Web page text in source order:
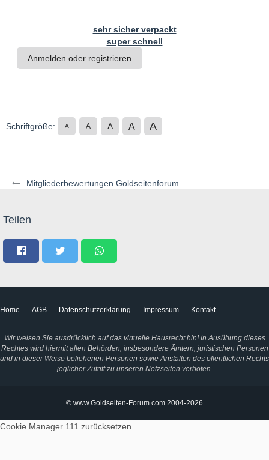
Mitgliederbewertungen Goldseitenforum
sehr sicher verpackt
super schnell
Anmelden oder registrieren
Schriftgröße: A A A A A
Teilen
Home AGB Datenschutzerklärung Impressum Kontakt
Wir weisen Sie ausdrücklich auf das virtuelle Hausrecht hin! In Ausübung dieses
Rechtes wird hiermit allen Behörden, insbesondere Ämtern, juristischen Personen
und in dieser Weise beliehenen Personen sowie Anstalten des öffentlichen Rechts
jeglicher Zutritt zu unseren Netzseiten verboten.
© www.Goldseiten-Forum.com 2004-2026
Cookie Manager 111 zurücksetzen